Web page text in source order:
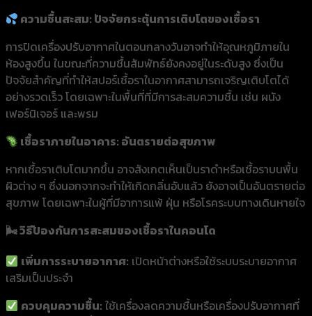
ความชื้นสะสม: ปัจจัยกระตุ้นการเติบโตของเชื้อรา
การปิดเครื่องปรับอากาศในตอนกลางวันอาจทำให้อุณหภูมิภายใน
ห้องสูงขึ้น ในขณะที่ความชื้นสัมพัทธ์ยังคงอยู่ในระดับสูง ซึ่งเป็น
ปัจจัยสำคัญที่ทำให้สปอร์เชื้อราในอากาศสามารถเจริญเติบโตได้
อย่างรวดเร็ว โดยเฉพาะในพื้นที่ที่มีการสะสมความชื้น เช่น ผนัง
เฟอร์นิเจอร์ และพรม
เชื้อราภายในอาคาร: อันตรายต่อสุขภาพ
หากเชื้อราเติบโตมากขึ้น อาจสังเกตเห็นเป็นราดำหรือเชื้อราบนพื้น
ผิวต่าง ๆ ซึ่งนอกจากจะทำให้เกิดกลิ่นอับแล้ว ยังอาจเป็นอันตรายต่อ
สุขภาพ โดยเฉพาะในผู้ที่มีอาการแพ้ ฝุ่น หรือโรคระบบทางเดินหายใจ
🌬️ วิธีป้องกันการสะสมของเชื้อราในคอนโด
เพิ่มการระบายอากาศ: เปิดหน้าต่างหรือใช้ระบบระบายอากาศ
เสริมเป็นประจำ
ควบคุมความชื้น: ใช้เครื่องลดความชื้นหรือเครื่องปรับอากาศที่